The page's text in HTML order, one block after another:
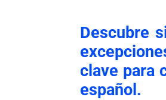
Descubre
clave para
español.